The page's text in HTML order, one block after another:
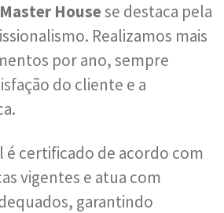
Master Housese destaca pela
Realizamos mais
por ano, sempre
do cliente e a
é certificado de acordo com
vigentes e atua com
garantindo